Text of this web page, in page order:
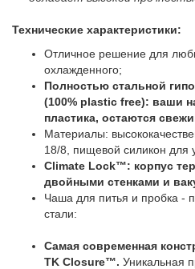
Технические характеристики:
Отличное решение для
охлажденного;
Полностью стальной
(100% plastic free): ваши
пластика, остаются
Материалы:
18/8, пищевой силикон для
Climate Lock™: корпус
двойными стенками и
Чаша для питья и пробка -
стали:
Самая современная
TK Closure™. Уникальная